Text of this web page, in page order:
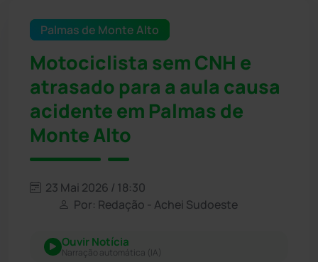
Palmas de Monte Alto
Motociclista sem CNH e
atrasado para a aula causa
acidente em Palmas de
Monte Alto
23 Mai 2026 / 18:30
Por: Redação - Achei Sudoeste
Ouvir Notícia
Narração automática (IA)